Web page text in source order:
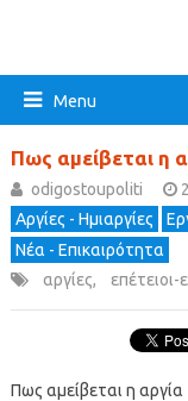
Menu
Πως αμείβεται η
odigostoupoliti
Αργίες - Ημιαργίες
Νέα - Επικαιρότητα
αργίες, επέτειοι-
Πως αμείβεται η